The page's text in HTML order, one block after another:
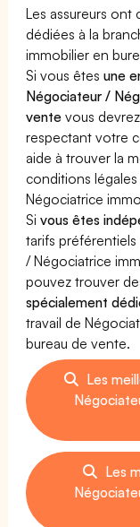
Les assureurs
dédiées à la
immobilier en
Si vous êtesune
Négociateur /
vente vous
respectant votre
aide à trouver la
conditions
Négociatrice
Sivous êtes
tarifs
/ Négociatrice
pouvez trouver
spécialement
travail de
bureau de vente.
Les
Les